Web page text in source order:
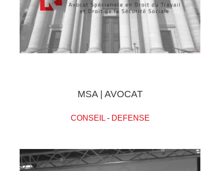
MSA | AVOCAT
CONSEIL- DEFENSE